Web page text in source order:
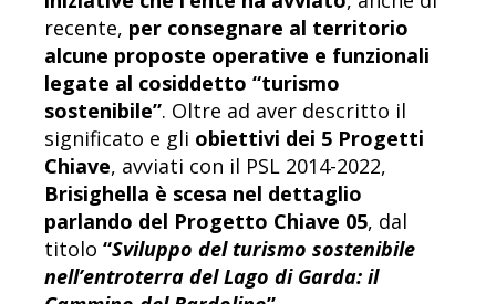
recente, per consegnare al territorio
alcune proposte operative e funzionali
legate al cosiddetto “turismo
sostenibile”. Oltre ad aver descritto il
significato e gli obiettivi dei 5 Progetti
Chiave, avviati con il PSL 2014-2022,
Brisighella è scesa nel dettaglio
parlando del Progetto Chiave 05, dal
titolo “Sviluppo del turismo sostenibile
nell’entroterra del Lago di Garda: il